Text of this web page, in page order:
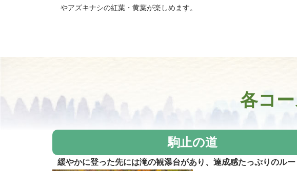
やアズキナシの紅葉・黄葉が楽しめます。
各コ
駒止の道
緩やかに登った先には滝の観瀑台があり、達成感たっぷりのルー